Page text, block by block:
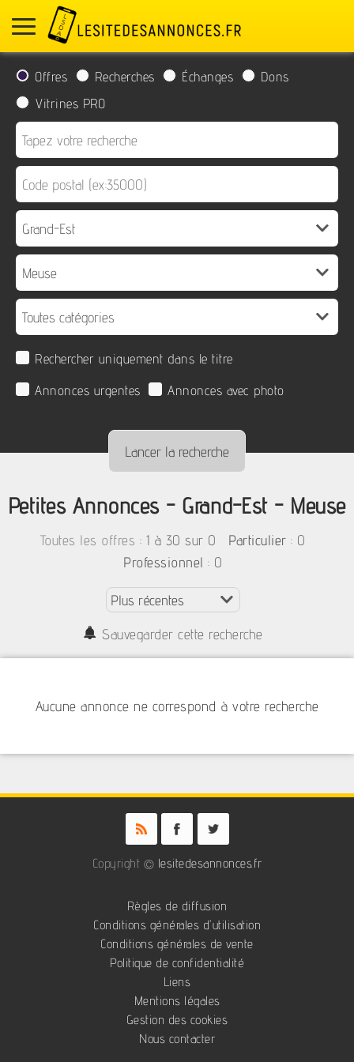
Offres Recherches Échanges
Dons
Vitrines PRO
Rechercher uniquement dans le titre
Annonces urgentes
Annonces avec photo
Petites Annonces - Grand-Est - Meuse
Toutes les offres : 1 à 30 sur 0 Particulier : 0
Professionnel : 0
Sauvegarder cette recherche
Aucune annonce ne correspond à votre recherche
Copyright © lesitedesannonces.fr
Règles de diffusion
Conditions générales d'utilisation
Conditions générales de vente
Politique de confidentialité
Liens
Mentions légales
Gestion des cookies
Nous contacter